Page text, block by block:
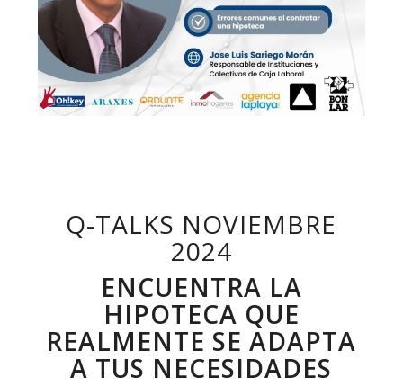
Q-TALKS NOVIEMBRE
2024
ENCUENTRA LA
HIPOTECA QUE
REALMENTE SE ADAPTA
A TUS NECESIDADES